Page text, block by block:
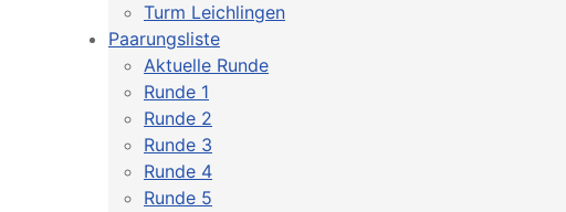
Turm Leichlingen
Paarungsliste
Aktuelle Runde
Runde 1
Runde 2
Runde 3
Runde 4
Runde 5